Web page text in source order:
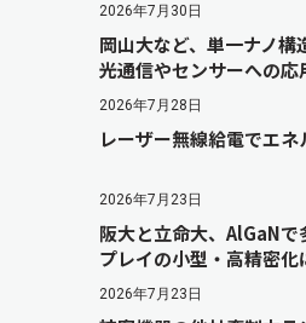
2026年7月30日
岡山大など、単一ナノ
光通信やセンサーへの応
2026年7月28日
レーザー無線給電でエ
2026年7月23日
阪大と立命大、AlGaN
プレイの小型・高精密化
2026年7月23日